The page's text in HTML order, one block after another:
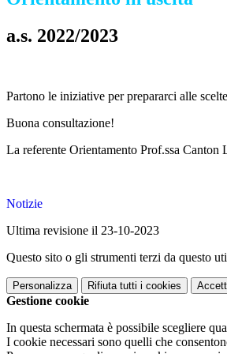
a.s. 2022/2023
Partono le iniziative per prepararci alle
Buona consultazione!
La referente Orientamento Prof.ssa Canton
Notizie
Ultima revisione il 23-10-2023
Questo sito o gli strumenti terzi da questo
Personalizza Rifiuta tutti i cookies
Gestione cookie
In questa schermata è possibile scegliere
I cookie necessari sono quelli che